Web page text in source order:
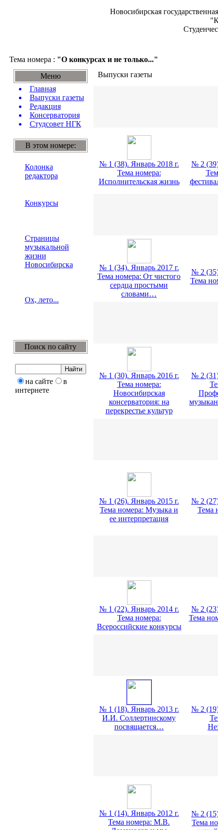
Новосибирская
Тема номера : "О конкурсах и не только..."
Меню
Главная
Выпуски газеты
Редакция
Консерватория
Студсовет НГК
В этом номере:
Колонка
редактора
Конкурсы
Страницы
музыкальной
жизни
Новосибирска
Ох, лето...
Поиск по сайту
на сайте
в
интернете
Выпуски газеты
№ 1 (38). Январь 2018 г.
Тема номера:
Исполнительская жизнь
№ 2
№ 1 (34). Январь 2017 г.
Тема номера: От чистого
сердца простыми
словами…
№ 2
Тема
№ 1 (30). Январь 2016 г.
Тема номера:
Новосибирская
консерватория: на
перекрестье культур
№ 2
№ 1 (26). Январь 2015 г.
Тема номера: Музыка и
ее интерпретация
№ 2
Тема
№ 1 (22). Январь 2014 г.
Тема номера:
Всероссийские конкурсы
№ 2
Тема
№ 1 (18). Январь 2013 г.
И.И. Соллертинскому
посвящается…
№ 2
№ 1 (14). Январь 2012 г.
Тема номера: М.В.
№ 2
Тема